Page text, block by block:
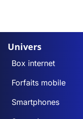
Univers
Box internet
Forfaits mobile
Smartphones